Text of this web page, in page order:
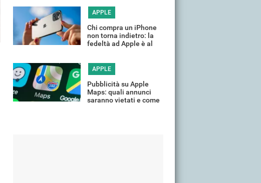
APPLE
Chi compra un iPhone
non torna indietro: la
fedeltà ad Apple è al
APPLE
Pubblicità su Apple
Maps: quali annunci
saranno vietati e come